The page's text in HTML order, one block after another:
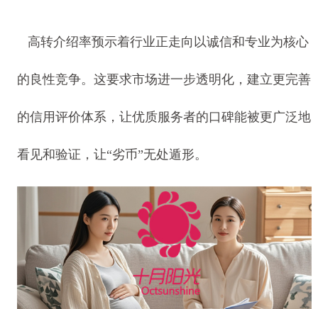
高转介绍率预示着行业正走向以诚信和专业为核心
的良性竞争。这要求市场进一步透明化，建立更完善
的信用评价体系，让优质服务者的口碑能被更广泛地
看见和验证，让“劣币”无处遁形。